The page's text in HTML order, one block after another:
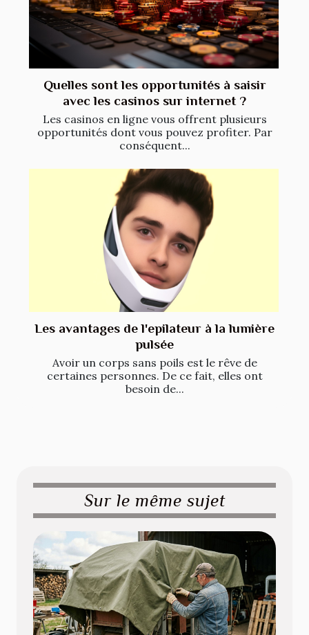
Quelles sont les opportunités à saisir
avec les casinos sur internet ?
Les casinos en ligne vous offrent plusieurs
opportunités dont vous pouvez profiter. Par
conséquent...
Les avantages de l'epilateur à la lumière
pulsée
Avoir un corps sans poils est le rêve de
certaines personnes. De ce fait, elles ont
besoin de...
Sur le même sujet